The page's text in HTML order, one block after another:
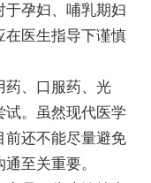
于孕妇、哺乳期妇
在医生指导下谨慎
药、口服药、光
试。虽然现代医学
前还不能尽量避免
至关重要。